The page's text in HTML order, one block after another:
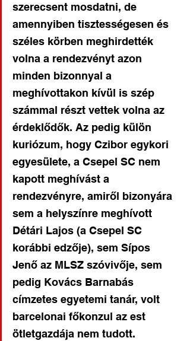
szerecsent mosdatni, de
amennyiben tisztességesen és
széles körben meghirdették
volna a rendezvényt azon
minden bizonnyal a
meghívottakon kívül is szép
számmal részt vettek volna az
érdeklődők. Az pedig külön
kuriózum, hogy Czibor egykori
egyesülete, a Csepel SC nem
kapott meghívást a
rendezvényre, amiről bizonyára
sem a helyszínre meghívott
Détári Lajos (a Csepel SC
korábbi edzője), sem Sípos
Jenő az MLSZ szóvivője, sem
pedig Kovács Barnabás
címzetes egyetemi tanár, volt
barcelonai főkonzul az est
ötletgazdája nem tudott.